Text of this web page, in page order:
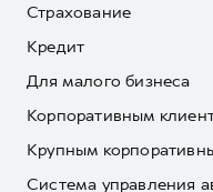
Страхование
Кредит
Для малого бизнеса
Корпоративным
Крупным
Система управления